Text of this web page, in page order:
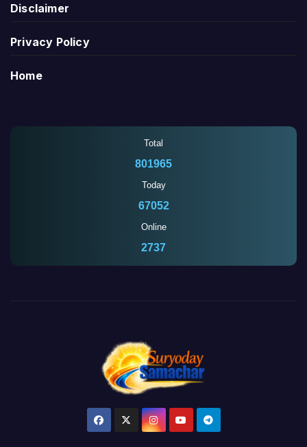
Disclaimer
Privacy Policy
Home
Total
801965
Today
67052
Online
2737